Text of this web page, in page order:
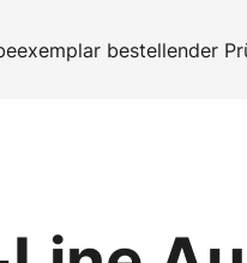
bestellender